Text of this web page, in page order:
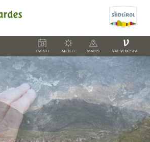
EVENTI METEO MAPPS
V
VAL VENOSTA